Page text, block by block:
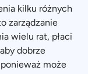
kilku różnych
zarządzanie
wielu rat, płaci
dobrze
może